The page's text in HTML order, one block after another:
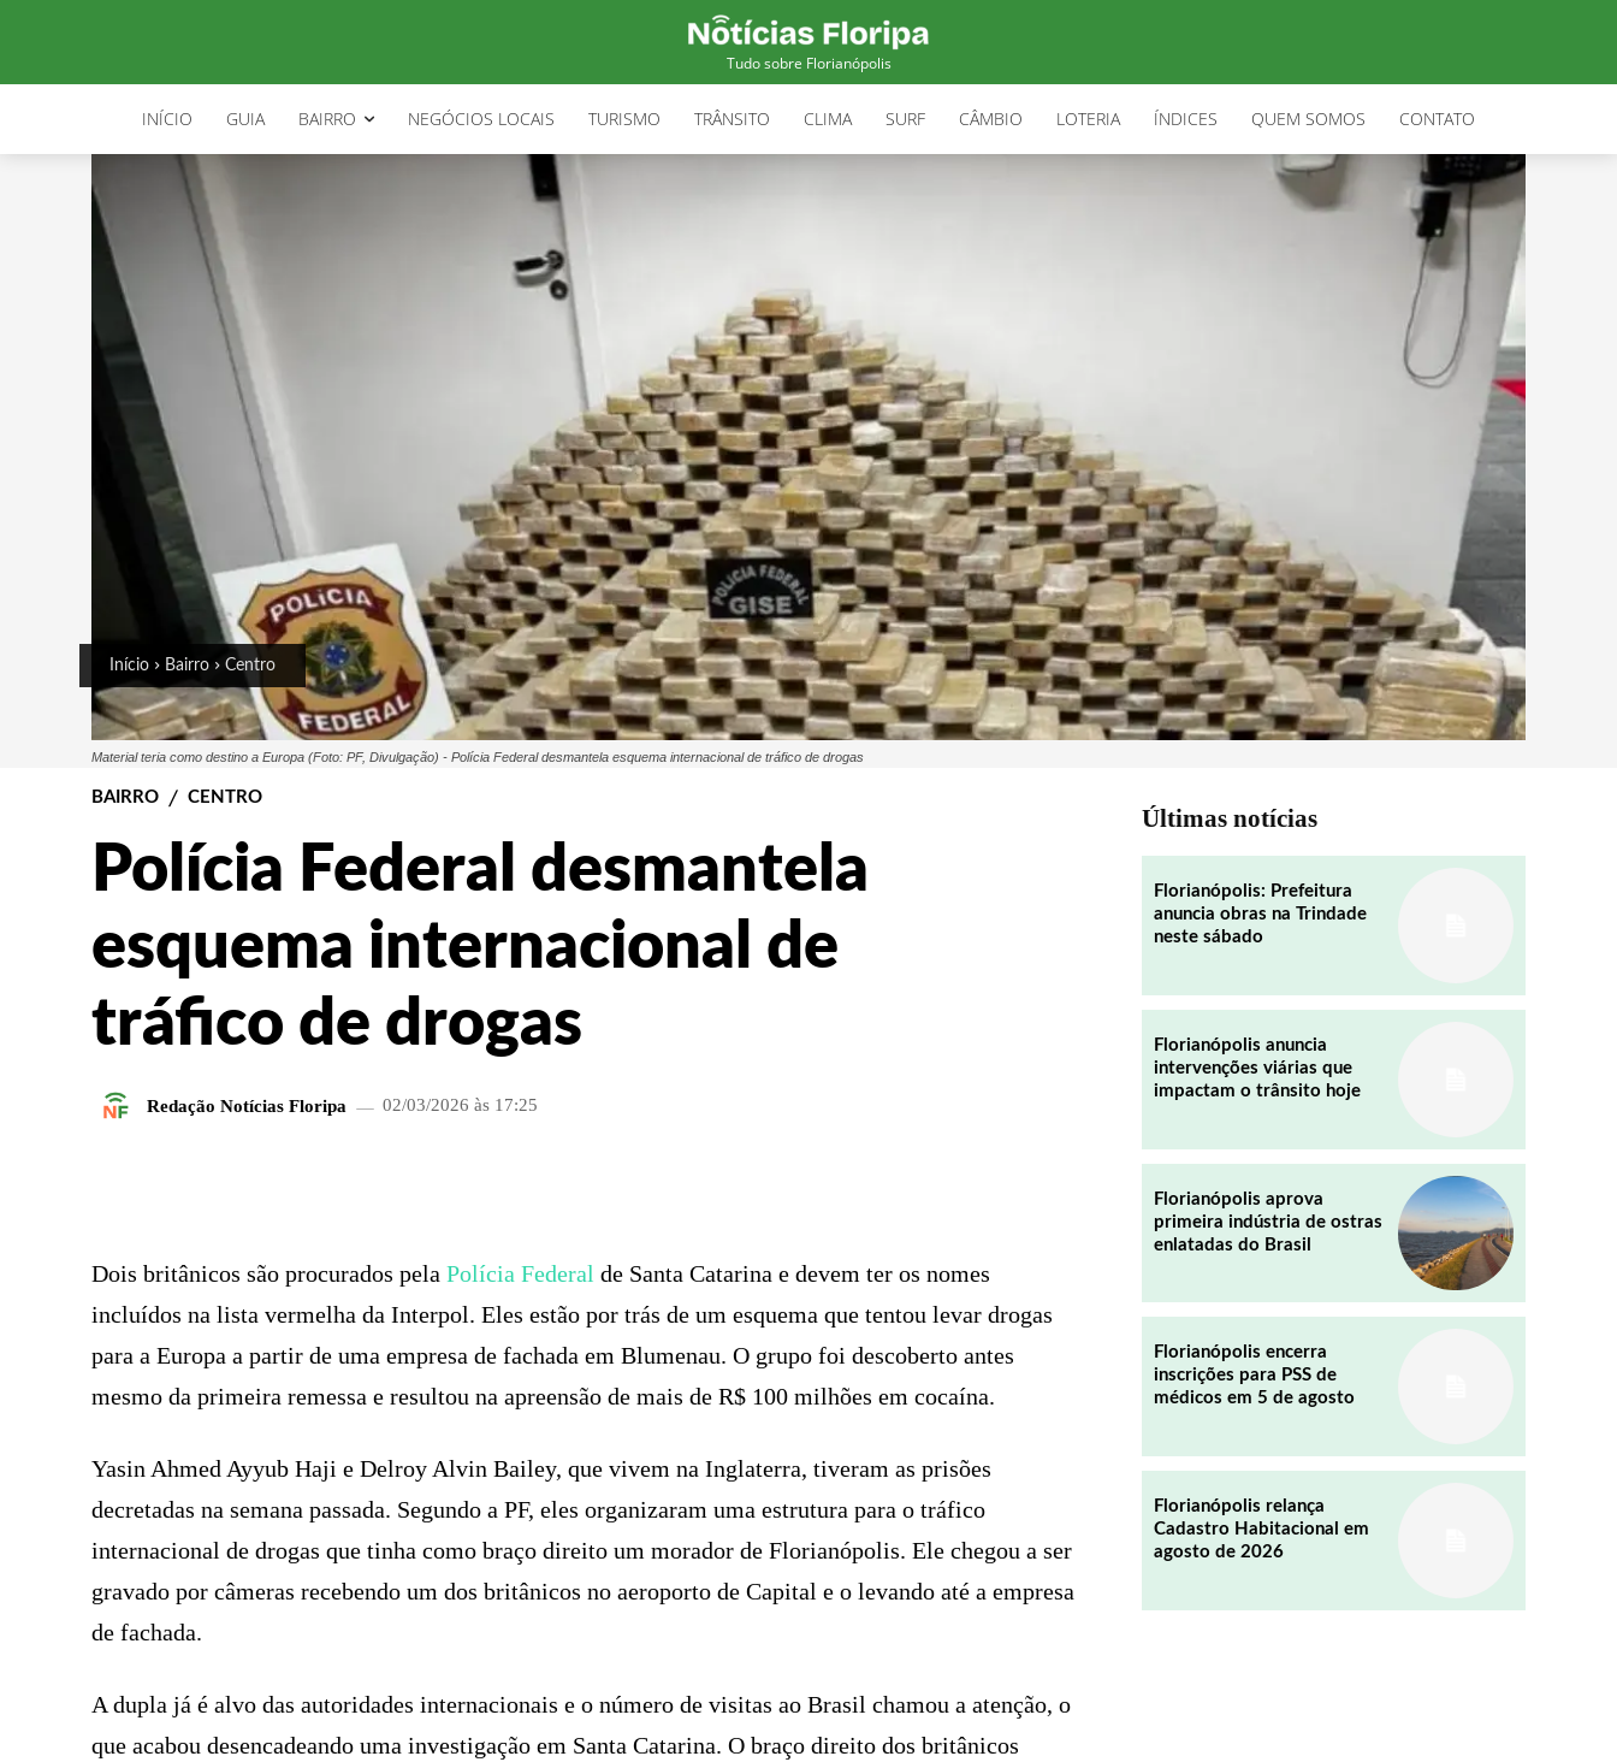
Tudo sobre Florianópolis
INÍCIO GUIA BAIRRO NEGÓCIOS LOCAIS TURISMO TRÂNSITO CLIMA SURF CÂMBIO LOTERIA ÍNDICES QUEM SOMOS CONTATO
Início Bairro Centro
Material teria como destino a Europa (Foto: PF, Divulgação) - Polícia Federal desmantela esquema internacional de tráfico de drogas
BAIRRO CENTRO
Polícia Federal desmantela
esquema internacional de
tráfico de drogas
Redação Notícias Floripa 02/03/2026 às 17:25
Dois britânicos são procurados pela Polícia Federal de Santa Catarina e devem ter os nomes
incluídos na lista vermelha da Interpol. Eles estão por trás de um esquema que tentou levar drogas
para a Europa a partir de uma empresa de fachada em Blumenau. O grupo foi descoberto antes
mesmo da primeira remessa e resultou na apreensão de mais de R$ 100 milhões em cocaína.
Yasin Ahmed Ayyub Haji e Delroy Alvin Bailey, que vivem na Inglaterra, tiveram as prisões
decretadas na semana passada. Segundo a PF, eles organizaram uma estrutura para o tráfico
internacional de drogas que tinha como braço direito um morador de Florianópolis. Ele chegou a ser
gravado por câmeras recebendo um dos britânicos no aeroporto de Capital e o levando até a empresa
de fachada.
A dupla já é alvo das autoridades internacionais e o número de visitas ao Brasil chamou a atenção, o
que acabou desencadeando uma investigação em Santa Catarina. O braço direito dos britânicos
Últimas notícias
Florianópolis: Prefeitura
anuncia obras na Trindade
neste sábado
Florianópolis anuncia
intervenções viárias que
impactam o trânsito hoje
Florianópolis aprova
primeira indústria de ostras
enlatadas do Brasil
Florianópolis encerra
inscrições para PSS de
médicos em 5 de agosto
Florianópolis relança
Cadastro Habitacional em
agosto de 2026